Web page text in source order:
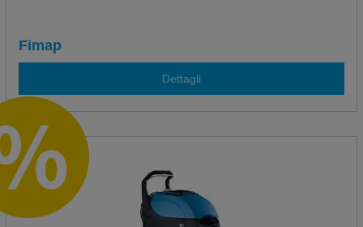
Fimap
Dettagli